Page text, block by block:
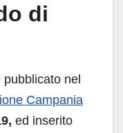
di
nel
Campania
ed inserito